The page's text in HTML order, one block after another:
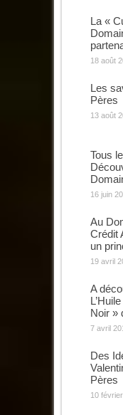
La «
18 août
Les
Pères
13 août
Tous
16 juin
Au
Crédit
un
19 avril
A
Noir »
7 avril
Des
Pères
10